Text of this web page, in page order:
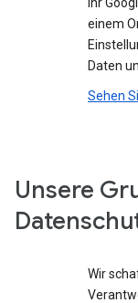
einem
Daten
Sehen
Unsere
Wir